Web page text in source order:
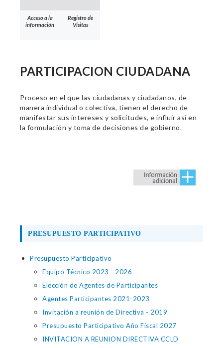
Acceso a la
información
Registro de
Visitas
PARTICIPACION CIUDADANA
Proceso en el que las ciudadanas y ciudadanos, de
manera individual o colectiva, tienen el derecho de
manifestar sus intereses y solicitudes, e influir así en
la formulación y toma de decisiones de gobierno.
PRESUPUESTO PARTICIPATIVO
Presupuesto Participativo
Equipo Técnico 2023 - 2026
Elección de Agentes de Participantes
Agentes Participantes 2021-2023
Invitación a reunión de Directiva - 2019
Presupuesto Participativo Año Fiscal 2027
INVITACION A REUNION DIRECTIVA CCLD